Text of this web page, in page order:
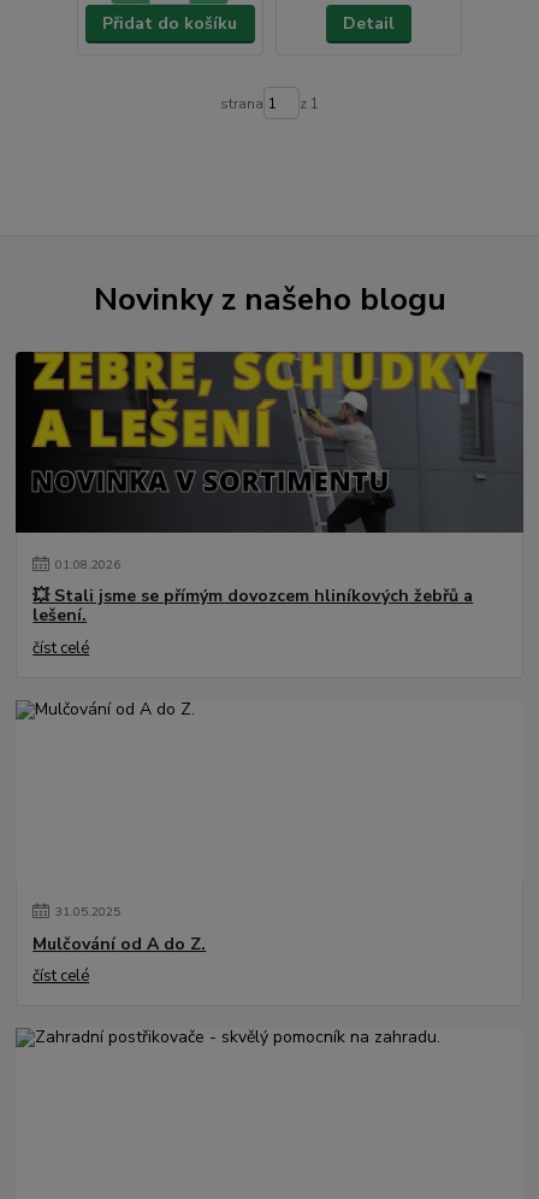
Přidat do košíku Detail
strana z 1
Novinky z našeho blogu
01.08.2026
💥 Stali jsme se přímým dovozcem hliníkových žebřů a
lešení.
číst celé
31.05.2025
Mulčování od A do Z.
číst celé